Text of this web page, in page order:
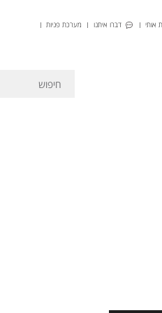
אותי דברו איתנו מערכת פניות